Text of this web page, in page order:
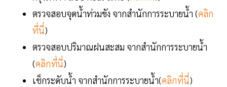
ตรวจสอบจุดน้ำท่วมขัง จากสำนักการระบายน้ำ (คลิก
ที่นี่)
ตรวจสอบปริมาณฝนสะสม จากสำนักการระบายน้ำ
(คลิกที่นี่)
เช็กระดับน้ำ จากสำนักการระบายน้ำ(คลิกที่นี่)